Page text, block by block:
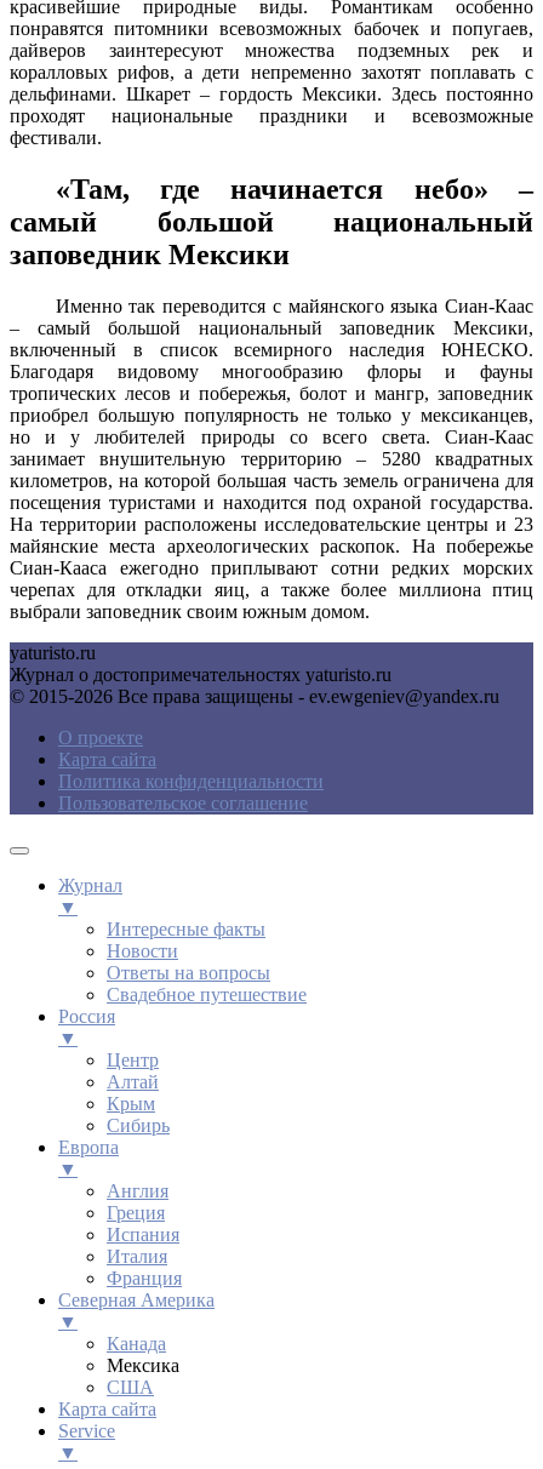
красивейшие природные виды. Романтикам особенно
понравятся питомники всевозможных бабочек и попугаев,
дайверов заинтересуют множества подземных рек и
коралловых рифов, а дети непременно захотят поплавать с
дельфинами. Шкарет – гордость Мексики. Здесь постоянно
проходят национальные праздники и всевозможные
фестивали.
«Там, где начинается небо» –
самый большой национальный
заповедник Мексики
Именно так переводится с майянского языка Сиан-Каас
– самый большой национальный заповедник Мексики,
включенный в список всемирного наследия ЮНЕСКО.
Благодаря видовому многообразию флоры и фауны
тропических лесов и побережья, болот и мангр, заповедник
приобрел большую популярность не только у мексиканцев,
но и у любителей природы со всего света. Сиан-Каас
занимает внушительную территорию – 5280 квадратных
километров, на которой большая часть земель ограничена для
посещения туристами и находится под охраной государства.
На территории расположены исследовательские центры и 23
майянские места археологических раскопок. На побережье
Сиан-Кааса ежегодно приплывают сотни редких морских
черепах для откладки яиц, а также более миллиона птиц
выбрали заповедник своим южным домом.
yaturisto.ru
Журнал о достопримечательностях yaturisto.ru
© 2015-2026 Все права защищены - ev.ewgeniev@yandex.ru
О проекте
Карта сайта
Политика конфиденциальности
Пользовательское соглашение
Журнал
▼
Интересные факты
Новости
Ответы на вопросы
Свадебное путешествие
Россия
▼
Центр
Алтай
Крым
Сибирь
Европа
▼
Англия
Греция
Испания
Италия
Франция
Северная Америка
▼
Канада
Мексика
США
Карта сайта
Service
▼